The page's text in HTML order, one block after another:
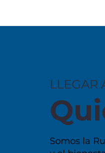
LLEGAR
Somos la